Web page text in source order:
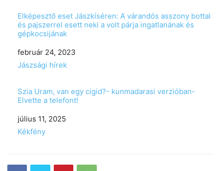
Elképesztő eset Jászkíséren: A várandós asszony bottal
és pajszerrel esett neki a volt párja ingatlanának és
gépkocsijának
Date
február 24, 2023
In relation to
Jászsági hírek
Szia Uram, van egy cigid?- kunmadarasi verzióban-
Elvette a telefont!
Date
július 11, 2025
In relation to
Kékfény